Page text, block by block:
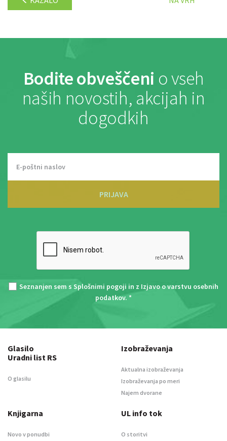
Bodite obveščeni o vseh
naših novostih, akcijah in
dogodkih
PRIJAVA
Seznanjen sem s Splošnimi pogoji in z Izjavo o varstvu osebnih
podatkov. *
Glasilo
Uradni list RS
O glasilu
Izobraževanja
Aktualna izobraževanja
Izobraževanja po meri
Najem dvorane
Knjigarna
Novo v ponudbi
UL info tok
O storitvi